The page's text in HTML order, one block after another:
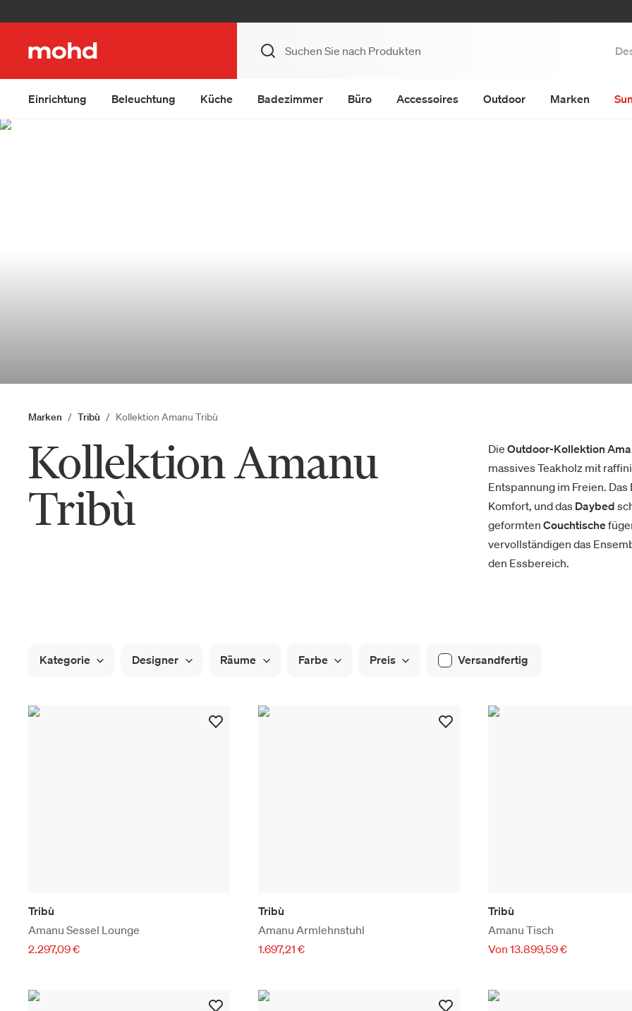
Einrichtung Beleuchtung Küche Badezimmer Büro Accessoires Outdoor Marken
Marken Tribù Kollektion Amanu Tribù
Kollektion Amanu
Tribù
Die Outdoor-Kollektion
massives Teakholz mit
Entspannung im Freien.
Komfort, und das Daybed
geformten Couchtische
vervollständigen das
den Essbereich.
Kategorie Designer Räume Farbe Preis Versandfertig
Tribù
Amanu Sessel Lounge
2.297,09 €
Tribù
Amanu Armlehnstuhl
1.697,21 €
Tribù
Amanu Tisch
Von 13.899,59 €